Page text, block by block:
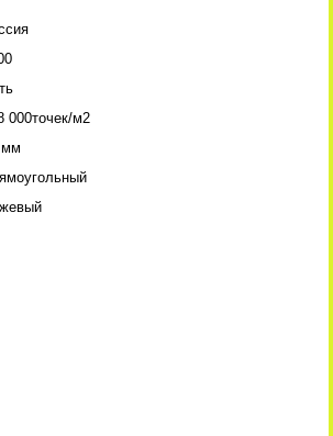
000точек/м2
мм